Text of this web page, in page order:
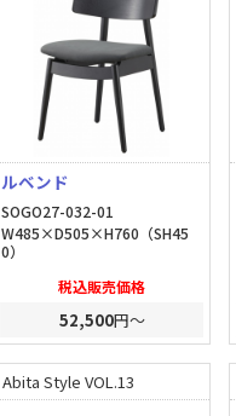
ルベンド
SOGO27-032-01
W485×D505×H760（SH45
0）
税込販売価格
52,500円～
Abita Style VOL.13